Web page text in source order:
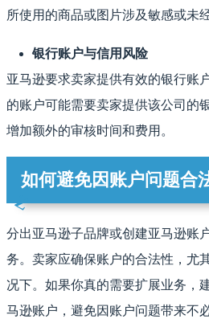
所使用的商品或图片涉及敏感或未
银行账户与信用风险
亚马逊要求卖家提供有效的银行账
的账户可能需要卖家提供该公司的
增加额外的审核时间和费用。
如何避免因账户问题合
分出亚马逊子品牌或创建亚马逊账
务。卖家应确保账户的合法性，尤
况下。如果你真的需要扩展业务，
马逊账户，避免因账户问题带来不